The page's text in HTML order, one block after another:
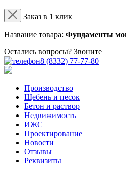
Заказ в 1 клик
Название товара: Фундаменты
Остались вопросы? Звоните
8 (8332) 77-77-80
Производство
Щебень и песок
Бетон и раствор
Недвижимость
ИЖС
Проектирование
Новости
Отзывы
Реквизиты